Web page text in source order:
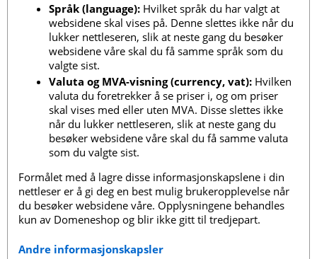
Språk (language): Hvilket språk du har valgt at
websidene skal vises på. Denne slettes ikke når du
lukker nettleseren, slik at neste gang du besøker
websidene våre skal du få samme språk som du
valgte sist.
Valuta og MVA-visning (currency, vat): Hvilken
valuta du foretrekker å se priser i, og om priser
skal vises med eller uten MVA. Disse slettes ikke
når du lukker nettleseren, slik at neste gang du
besøker websidene våre skal du få samme valuta
som du valgte sist.
Formålet med å lagre disse informasjonskapslene i din
nettleser er å gi deg en best mulig brukeropplevelse når
du besøker websidene våre. Opplysningene behandles
kun av Domeneshop og blir ikke gitt til tredjepart.
Andre informasjonskapsler